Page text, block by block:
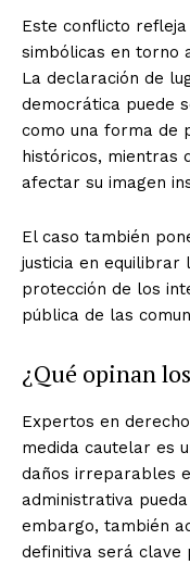
Este conflicto
simbólicas en torno
La declaración de
democrática puede
como una forma de
históricos, mientras
afectar su imagen
El caso también
justicia en equilibrar
protección de los
pública de las
¿Qué opinan
Expertos en
medida cautelar es
daños irreparables
administrativa
embargo, también
definitiva será clave